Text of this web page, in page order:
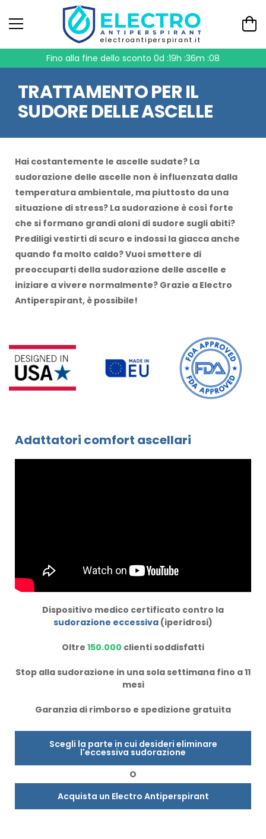
electroantiperspirant.it
Fino alla fine dello sconto 0d :19h :36m :08
TRATTAMENTO PER IL
SUDORE DELLE ASCELLE
Hai costantemente le ascelle sudate? La
sudorazione delle ascelle non è influenzata dalla
temperatura ambientale, ma piuttosto da una
situazione di stress? La sudorazione è così forte
che si formano grandi aloni di sudore sugli abiti?
Prediligi vestirti di scuro e indossi la giacca anche
quando fa molto caldo? Vuoi smettere di
preoccuparti della sudorazione delle ascelle e
iniziare a vivere normalmente? Grazie a Electro
Antiperspirant, è possibile!
Adattatori comfort ascellari
Dispositivo medico certificato contro la
sudorazione eccessiva (iperidrosi)
Oltre 150.000 clienti soddisfatti
Stop alla sudorazione in una sola settimana fino a 11
mesi
Garanzia di rimborso e spedizione gratuita
Scegli la parte in cui desideri eliminare
l'eccessiva sudorazione
O
Acquista un Electro Antiperspirant